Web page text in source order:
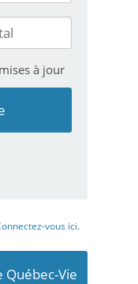
à jour
vous ici.
Québec-Vie